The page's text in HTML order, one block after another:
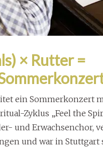
× Rutter =
ein Sommerkonzert
Zyklus „Feel the
und Erwachsenchor,
und war in Stuttgart